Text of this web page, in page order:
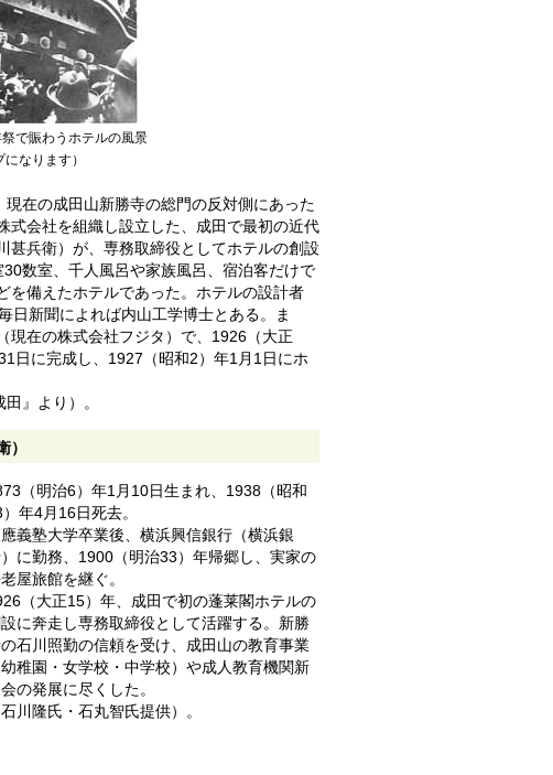
で賑わうホテルの風景
になります）
在の成田山新勝寺の総門の反対側にあった
式会社を組織し設立した、成田で最初の近代
甚兵衛）が、専務取締役としてホテルの創設
数室、千人風呂や家族風呂、宿泊客だけで
を備えたホテルであった。ホテルの設計者
日新聞によれば内山工学博士とある。ま
現在の株式会社フジタ）で、1926（大正
日に完成し、1927（昭和2）年1月1日にホ
』より）。
（明治6）年1月10日生まれ、1938（昭和
）年4月16日死去。
義塾大学卒業後、横浜興信銀行（横浜銀
に勤務、1900（明治33）年帰郷し、実家の
屋旅館を継ぐ。
（大正15）年、成田で初の蓬莱閣ホテルの
に奔走し専務取締役として活躍する。新勝
石川照勤の信頼を受け、成田山の教育事業
幼稚園・女学校・中学校）や成人教育機関新
の発展に尽くした。
石川隆氏・石丸智氏提供）。